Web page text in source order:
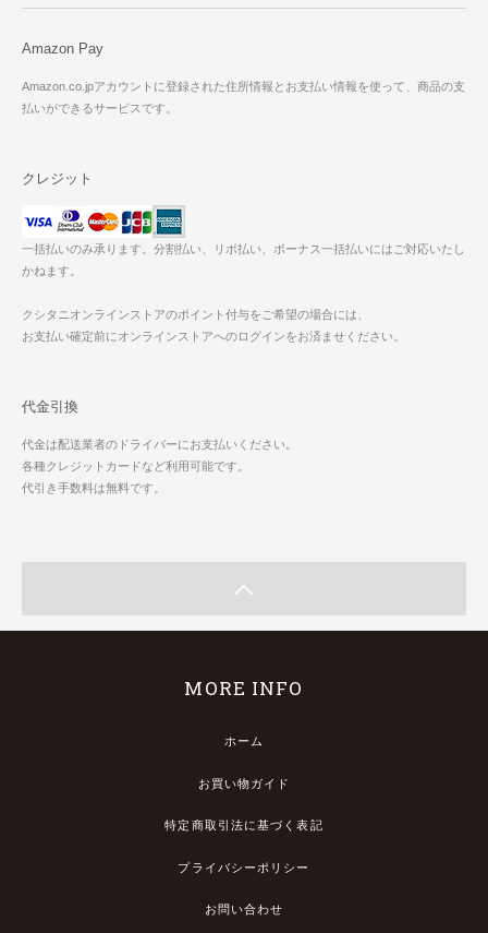
Amazon Pay
Amazon.co.jpアカウントに登録された住所情報とお支払い情報を使って、商品の支
払いができるサービスです。
クレジット
一括払いのみ承ります。分割払い、リボ払い、ボーナス一括払いにはご対応いたし
かねます。
クシタニオンラインストアのポイント付与をご希望の場合には、
お支払い確定前にオンラインストアへのログインをお済ませください。
代金引換
代金は配送業者のドライバーにお支払いください。
各種クレジットカードなど利用可能です。
代引き手数料は無料です。
MORE INFO
ホーム
お買い物ガイド
特定商取引法に基づく表記
プライバシーポリシー
お問い合わせ